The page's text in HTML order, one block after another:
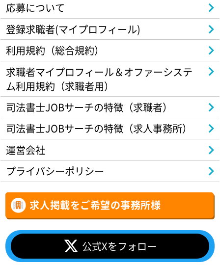
応募について
登録求職者(マイプロフィール)
利用規約（総合規約）
求職者マイプロフィール＆オファーシステ
ム利用規約（求職者用）
司法書士JOBサーチの特徴（求職者）
司法書士JOBサーチの特徴（求人事務所）
運営会社
プライバシーポリシー
求人掲載をご希望の事務所様
公式Xをフォロー